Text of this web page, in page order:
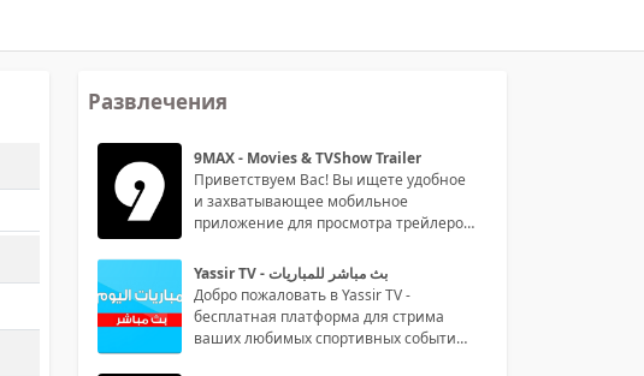
Развлечения
9MAX - Movies & TVShow Trailer
Приветствуем Вас! Вы ищете удобное
и захватывающее мобильное
приложение для просмотра трейлеров
Yassir TV - بث مباشر للمباريات
Добро пожаловать в Yassir TV -
бесплатная платформа для стрима
ваших любимых спортивных событий